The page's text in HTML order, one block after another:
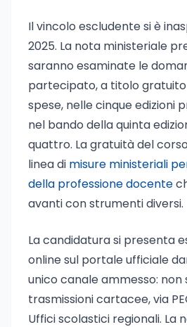
Il vincolo escludente si è
2025. La nota ministeriale
saranno esaminate le
partecipato, a titolo
spese, nelle cinque edizioni
nel bando della quinta
quattro. La gratuità del
linea di misure ministeriali
della professione docente
avanti con strumenti diversi.
La candidatura si presenta
online sul portale ufficiale
unico canale ammesso:
trasmissioni cartacee, via
Uffici scolastici regionali. La